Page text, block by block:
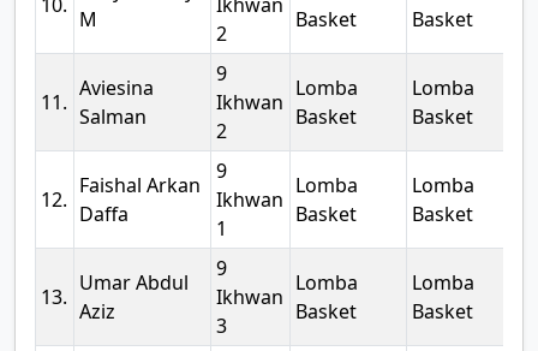
M
2
Basket
Basket
11.
Aviesina
Salman
9
Ikhwan
2
Lomba
Basket
Lomba
Basket
12.
Faishal Arkan
Daffa
9
Ikhwan
1
Lomba
Basket
Lomba
Basket
13.
Umar Abdul
Aziz
9
Ikhwan
3
Lomba
Basket
Lomba
Basket